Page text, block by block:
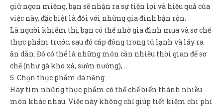
giữ ngon miệng, bạn sẽ nhận ra sự tiện lợi và hiệu quả của
việc này, đặc biệt là đối với những gia đình bận rộn.
Là người khiếm thị, bạn có thể nhờ gia đình mua và sơ chế
thực phẩm trước, sau đó cấp đông trong tủ lạnh và lấy ra
ăn dần. Đó có thể là những món cần nhiều thời gian để sơ
chế (như gà kho xả, sườn nướng),…
5. Chọn thực phẩm đa năng
Hãy tìm những thực phẩm có thể chế biến thành nhiều
món khác nhau. Việc này không chỉ giúp tiết kiệm chi phí